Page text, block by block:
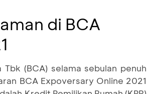
di BCA
(BCA) selama sebulan penuh
BCA Expoversary Online 2021